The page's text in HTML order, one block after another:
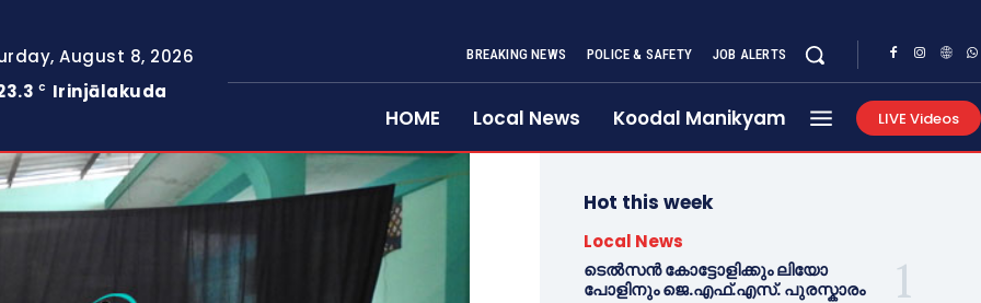
August 8, 2026
C Irinjālakuda
BREAKING NEWS POLICE & SAFETY JOB ALERTS
HOME Local News Koodal Manikyam LIVE Videos
Hot this week
Local News
ടെൽസൻ കോട്ടോളിക്കും ലിയോ
പോളിനും ജെ.എഫ്.എസ്. പുരസ്കാരം